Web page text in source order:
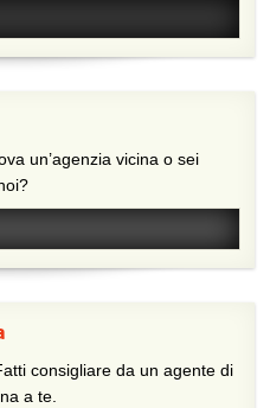
consigliare da un agente di
a te.